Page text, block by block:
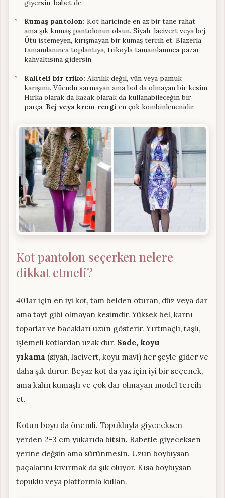
giyersin, babet de.
Kumaş pantolon: Kot haricinde en az bir tane rahat
ama şık kumaş pantolonun olsun. Siyah, lacivert veya bej.
Ütü istemeyen, kırışmayan bir kumaş tercih et. Blazerla
tamamlanınca toplantıya, trikoyla tamamlanınca pazar
kahvaltısına gidersin.
Kaliteli bir triko: Akrilik değil, yün veya pamuk
karışımı. Vücudu sarmayan ama bol da olmayan bir kesim.
Hırka olarak da kazak olarak da kullanabileceğin bir
parça. Bej veya krem rengi en çok kombinlenenidir.
Kot pantolon seçerken nelere
dikkat etmeli?
40’lar için en iyi kot, tam belden oturan, düz veya dar
ama tayt gibi olmayan kesimdir. Yüksek bel, karnı
toparlar ve bacakları uzun gösterir. Yırtmaçlı, taşlı,
işlemeli kotlardan uzak dur. Sade, koyu
yıkama (siyah, lacivert, koyu mavi) her şeyle gider ve
daha şık durur. Beyaz kot da yaz için iyi bir seçenek,
ama kalın kumaşlı ve çok dar olmayan model tercih
et.
Kotun boyu da önemli. Topukluyla giyeceksen
yerden 2-3 cm yukarıda bitsin. Babetle giyeceksen
yerine değsin ama sürünmesin. Uzun boyluysan
paçalarını kıvırmak da şık oluyor. Kısa boyluysan
topuklu veya platformla kullan.